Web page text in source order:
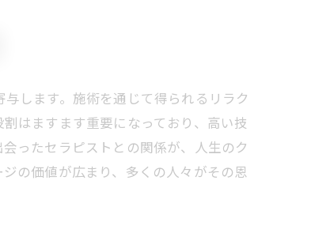
します。施術を通じて得られるリラク
はますます重要になっており、高い技
ったセラピストとの関係が、人生のク
の価値が広まり、多くの人々がその恩